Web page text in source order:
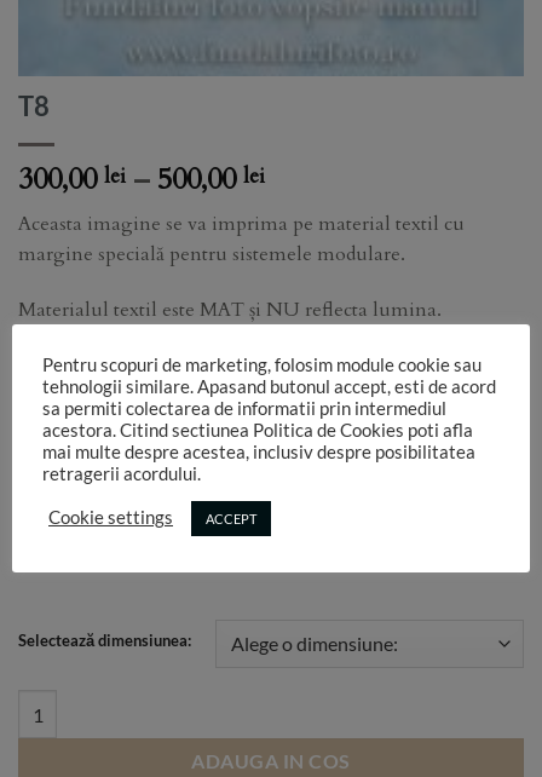
T8
300,00 lei – 500,00 leiPrice
300,00 lei
through
500,00 lei
Aceasta imagine se va imprima pe material textil cu
margine specială pentru sistemele modulare.
Materialul textil este MAT și NU reflecta lumina.
Odata montat pe sistem, NU face cute.
Spatele materialului este negru și nu trece lumina prin el,
este opac.
Functie de monitorul pe care vezi imaginea, de setările
aparatului foto, de lumina folosită în studio, culorile pot sa
difere.
Selectează dimensiunea:
ADAUGA IN COS
Pentru scopuri de marketing, folosim module cookie sau
tehnologii similare. Apasand butonul accept, esti de acord
sa permiti colectarea de informatii prin intermediul
acestora. Citind sectiunea Politica de Cookies poti afla
mai multe despre acestea, inclusiv despre posibilitatea
retragerii acordului.
Cookie settings ACCEPT